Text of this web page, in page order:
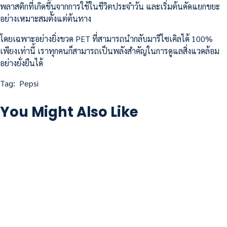
พลาสติกที่เกิดขึ้นจากการใช้ในชีวิตประจำวัน และเริ่มต้นคัดแยกขยะ
อย่างเหมาะสมตั้งแต่ต้นทาง
โดยเฉพาะอย่างยิ่งขวด PET ที่สามารถนำกลับมารีไซเคิลได้ 100%
เพียงเท่านี้ เราทุกคนก็สามารถเป็นพลังสำคัญในการดูแลสิ่งแวดล้อม
อย่างยั่งยืนได้
Tag: Pepsi
You Might Also Like